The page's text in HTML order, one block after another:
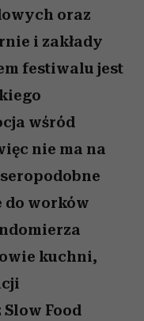
oraz
i zakłady
festiwalu jest
wśród
nie ma na
do worków
kuchni,
Food